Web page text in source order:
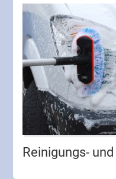
Reinigungs-